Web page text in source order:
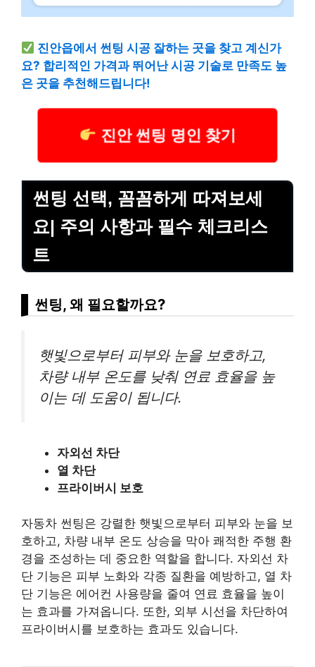
진안읍에서 썬팅 시공 잘하는 곳을 찾고 계신가
요? 합리적인 가격과 뛰어난 시공 기술로 만족도 높
은 곳을 추천해드립니다!
진안 썬팅 명인 찾기
썬팅 선택, 꼼꼼하게 따져보세
요| 주의 사항과 필수 체크리스
트
썬팅, 왜 필요할까요?
햇빛으로부터 피부와 눈을 보호하고,
차량 내부 온도를 낮춰 연료 효율을 높
이는 데 도움이 됩니다.
자외선 차단
열 차단
프라이버시 보호
자동차 썬팅은 강렬한 햇빛으로부터 피부와 눈을 보
호하고, 차량 내부 온도 상승을 막아 쾌적한 주행 환
경을 조성하는 데 중요한 역할을 합니다. 자외선 차
단 기능은 피부 노화와 각종 질환을 예방하고, 열 차
단 기능은 에어컨 사용량을 줄여 연료 효율을 높이
는 효과를 가져옵니다. 또한, 외부 시선을 차단하여
프라이버시를 보호하는 효과도 있습니다.